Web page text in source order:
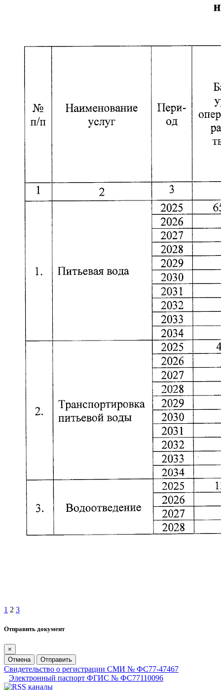
1 2 3
Отправить документ
×
Отмена
Отправить
Свидетельство о регистрации СМИ № ФС77-47467
Электронный паспорт ФГИС № ФС77110096